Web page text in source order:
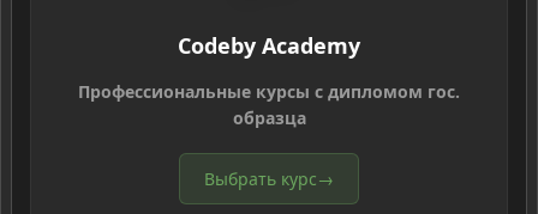
Codeby Academy
Профессиональные курсы с дипломом гос.
образца
Выбрать курс→